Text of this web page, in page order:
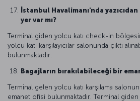
İstanbul Havalimanı'nda
yer var mı?
Terminal giden yolcu katı check-in
yolcu katı karşılayıcılar salonunda çıktı
bulunmaktadır.
Bagajların bırakılabileceği bir
Terminal gelen yolcu katı karşılama
emanet ofisi bulunmaktadır. Terminal